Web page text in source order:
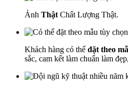
Ảnh Thật Chất Lượng Thật.
Khách hàng có thể đặt theo
sắc, cam kết làm chuẩn làm